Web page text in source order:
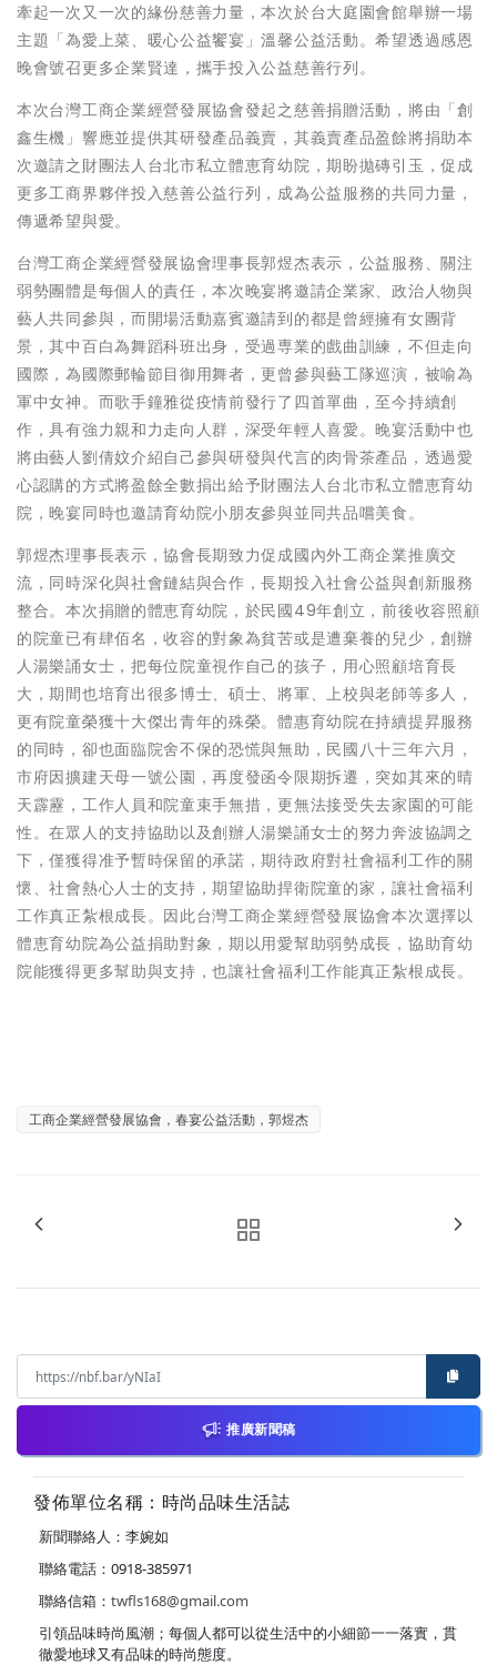
牽起一次又一次的緣份慈善力量，本次於台大庭園會館舉辦一場
主題「為愛上菜、暖心公益饗宴」溫馨公益活動。希望透過感恩
晚會號召更多企業賢達，攜手投入公益慈善行列。
本次台灣工商企業經營發展協會發起之慈善捐贈活動，將由「創
鑫生機」響應並提供其研發產品義賣，其義賣產品盈餘將捐助本
次邀請之財團法人台北市私立體恵育幼院，期盼拋磚引玉，促成
更多工商界夥伴投入慈善公益行列，成為公益服務的共同力量，
傳遞希望與愛。
台灣工商企業經營發展協會理事長郭煜杰表示，公益服務、關注
弱勢團體是每個人的責任，本次晚宴將邀請企業家、政治人物與
藝人共同參與，而開場活動嘉賓邀請到的都是曾經擁有女團背
景，其中百白為舞蹈科班出身，受過専業的戲曲訓練，不但走向
國際，為國際郵輪節目御用舞者，更曾參與藝工隊巡演，被喻為
軍中女神。而歌手鐘雅從疫情前發行了四首單曲，至今持續創
作，具有強力親和力走向人群，深受年輕人喜愛。晚宴活動中也
將由藝人劉倩妏介紹自己參與研發與代言的肉骨茶產品，透過愛
心認購的方式將盈餘全數捐出給予財團法人台北市私立體恵育幼
院，晚宴同時也邀請育幼院小朋友參與並同共品嚐美食。
郭煜杰理事長表示，協會長期致力促成國內外工商企業推廣交
流，同時深化與社會鏈結與合作，長期投入社會公益與創新服務
整合。本次捐贈的體恵育幼院，於民國49年創立，前後收容照顧
的院童已有肆佰名，收容的對象為貧苦或是遭棄養的兒少，創辦
人湯樂誦女士，把每位院童視作自己的孩子，用心照顧培育長
大，期間也培育出很多博士、碩士、將軍、上校與老師等多人，
更有院童榮獲十大傑出青年的殊榮。體惠育幼院在持續提昇服務
的同時，卻也面臨院舍不保的恐慌與無助，民國八十三年六月，
市府因擴建天母一號公園，再度發函令限期拆遷，突如其來的晴
天霹靂，工作人員和院童束手無措，更無法接受失去家園的可能
性。在眾人的支持協助以及創辦人湯樂誦女士的努力奔波協調之
下，僅獲得准予暫時保留的承諾，期待政府對社會福利工作的關
懷、社會熱心人士的支持，期望協助捍衛院童的家，讓社會福利
工作真正紮根成長。因此台灣工商企業經營發展協會本次選擇以
體恵育幼院為公益捐助對象，期以用愛幫助弱勢成長，協助育幼
院能獲得更多幫助與支持，也讓社會福利工作能真正紮根成長。
工商企業經營發展協會，春宴公益活動，郭煜杰
推廣新聞稿
發佈單位名稱：時尚品味生活誌
新聞聯絡人：李婉如
聯絡電話：0918-385971
聯絡信箱： twfls168@gmail.com
引領品味時尚風潮；每個人都可以從生活中的小細節一一落實，貫
徹愛地球又有品味的時尚態度。